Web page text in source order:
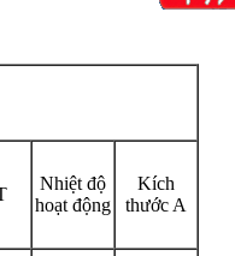
Nhiệt độ
hoạt động
Kích
thước A